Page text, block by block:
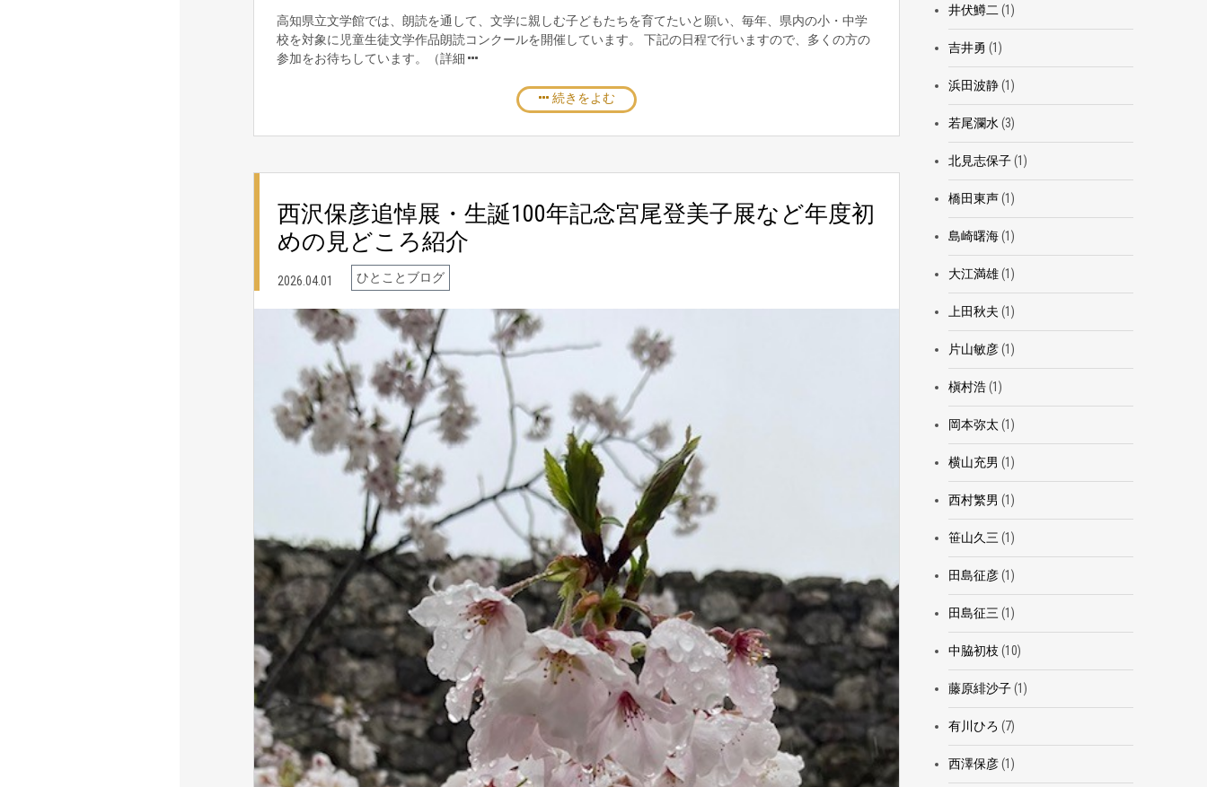
高知県立文学館では、朗読を通して、文学に親しむ子どもたちを育てたいと願い、毎年、県内の小・中学
校を対象に児童生徒文学作品朗読コンクールを開催しています。 下記の日程で行いますので、多くの方の
参加をお待ちしています。（詳細
続きをよむ
西沢保彦追悼展・生誕100年記念宮尾登美子展など年度初
めの見どころ紹介
2026.04.01 ひとことブログ
井伏鱒二 (1)
吉井勇 (1)
浜田波静(1)
若尾瀾水 (3)
北見志保子(1)
橋田東声(1)
島崎曙海(1)
大江満雄(1)
上田秋夫 (1)
片山敏彦(1)
槇村浩(1)
岡本弥太 (1)
横山充男 (1)
西村繁男 (1)
笹山久三 (1)
田島征彦(1)
田島征三 (1)
中脇初枝 (10)
藤原緋沙子(1)
有川ひろ (7)
西澤保彦(1)